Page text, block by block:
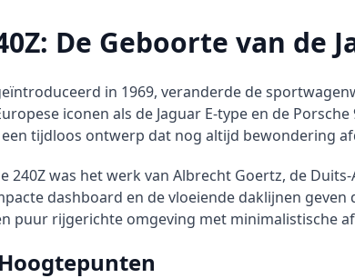
De Geboorte van de
in 1969, veranderde de
iconen als de Jaguar E-type en de
tijdloos ontwerp dat nog altijd bewondering
240Z was het werk van Albrecht Goertz, de
dashboard en de vloeiende daklijnen
puur rijgerichte omgeving met minimalistische